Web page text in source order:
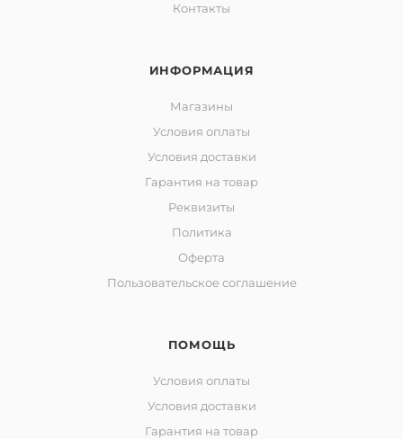
Контакты
ИНФОРМАЦИЯ
Магазины
Условия оплаты
Условия доставки
Гарантия на товар
Реквизиты
Политика
Оферта
Пользовательское соглашение
ПОМОЩЬ
Условия оплаты
Условия доставки
Гарантия на товар